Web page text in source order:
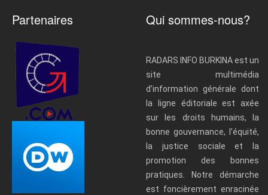
Partenaires Qui sommes-nous?
RADARS INFO BURKINA est un
site multimédia
d’information générale dont
la ligne éditoriale est axée
sur les droits humains, la
bonne gouvernance, l’équité,
la justice sociale et la
promotion des bonnes
pratiques. Notre démarche
est foncièrement enracinée